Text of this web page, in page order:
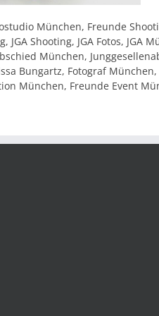
München, Freunde
JGA Shooting, JGA Fotos,
München,
Bungartz, Fotograf
München, Freunde Event